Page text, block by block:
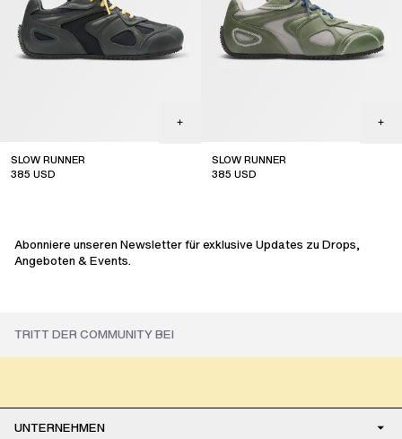
SLOW RUNNER
385 USD
SLOW RUNNER
385 USD
Abonniere unseren Newsletter für exklusive Updates zu Drops,
Angeboten & Events.
UNTERNEHMEN